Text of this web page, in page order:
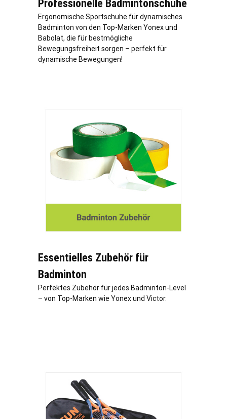
Professionelle Badmintonschuhe
Ergonomische Sportschuhe für dynamisches
Badminton von den Top-Marken Yonex und
Babolat, die für bestmögliche
Bewegungsfreiheit sorgen – perfekt für
dynamische Bewegungen!
Essentielles Zubehör für
Badminton
Perfektes Zubehör für jedes Badminton-Level
– von Top-Marken wie Yonex und Victor.